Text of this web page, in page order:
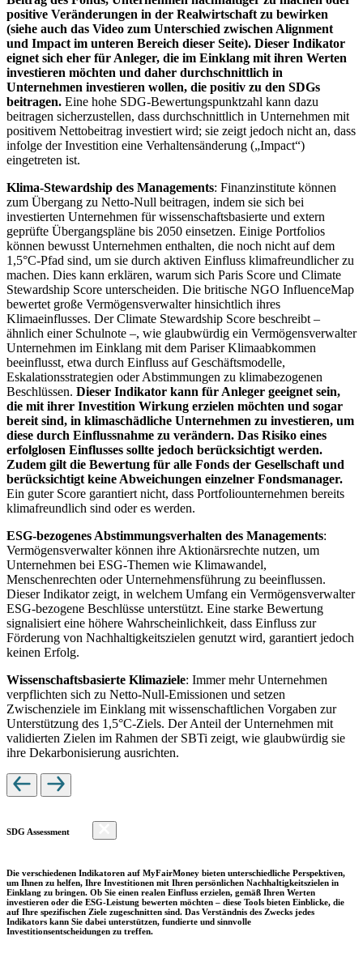
positive Veränderungen in der Realwirtschaft zu bewirken
(siehe auch das Video zum Unterschied zwischen Alignment
und Impact im unteren Bereich dieser Seite). Dieser Indikator
eignet sich eher für Anleger, die im Einklang mit ihren Werten
investieren möchten und daher durchschnittlich in
Unternehmen investieren wollen, die positiv zu den SDGs
beitragen. Eine hohe SDG-Bewertungspunktzahl kann dazu
beitragen sicherzustellen, dass durchschnittlich in Unternehmen mit
positivem Nettobeitrag investiert wird; sie zeigt jedoch nicht an, dass
infolge der Investition eine Verhaltensänderung („Impact“)
eingetreten ist.
Klima-Stewardship des Managements: Finanzinstitute können
zum Übergang zu Netto-Null beitragen, indem sie sich bei
investierten Unternehmen für wissenschaftsbasierte und extern
geprüfte Übergangspläne bis 2050 einsetzen. Einige Portfolios
können bewusst Unternehmen enthalten, die noch nicht auf dem
1,5°C-Pfad sind, um sie durch aktiven Einfluss klimafreundlicher zu
machen. Dies kann erklären, warum sich Paris Score und Climate
Stewardship Score unterscheiden. Die britische NGO InfluenceMap
bewertet große Vermögensverwalter hinsichtlich ihres
Klimaeinflusses. Der Climate Stewardship Score beschreibt –
ähnlich einer Schulnote –, wie glaubwürdig ein Vermögensverwalter
Unternehmen im Einklang mit dem Pariser Klimaabkommen
beeinflusst, etwa durch Einfluss auf Geschäftsmodelle,
Eskalationsstrategien oder Abstimmungen zu klimabezogenen
Beschlüssen. Dieser Indikator kann für Anleger geeignet sein,
die mit ihrer Investition Wirkung erzielen möchten und sogar
bereit sind, in klimaschädliche Unternehmen zu investieren, um
diese durch Einflussnahme zu verändern. Das Risiko eines
erfolglosen Einflusses sollte jedoch berücksichtigt werden.
Zudem gilt die Bewertung für alle Fonds der Gesellschaft und
berücksichtigt keine Abweichungen einzelner Fondsmanager.
Ein guter Score garantiert nicht, dass Portfoliounternehmen bereits
klimafreundlich sind oder es werden.
ESG-bezogenes Abstimmungsverhalten des Managements:
Vermögensverwalter können ihre Aktionärsrechte nutzen, um
Unternehmen bei ESG-Themen wie Klimawandel,
Menschenrechten oder Unternehmensführung zu beeinflussen.
Dieser Indikator zeigt, in welchem Umfang ein Vermögensverwalter
ESG-bezogene Beschlüsse unterstützt. Eine starke Bewertung
signalisiert eine höhere Wahrscheinlichkeit, dass Einfluss zur
Förderung von Nachhaltigkeitszielen genutzt wird, garantiert jedoch
keinen Erfolg.
Wissenschaftsbasierte Klimaziele: Immer mehr Unternehmen
verpflichten sich zu Netto-Null-Emissionen und setzen
Zwischenziele im Einklang mit wissenschaftlichen Vorgaben zur
Unterstützung des 1,5°C-Ziels. Der Anteil der Unternehmen mit
validierten Zielen im Rahmen der SBTi zeigt, wie glaubwürdig sie
ihre Dekarbonisierung ausrichten.
SDG Assessment
Die verschiedenen Indikatoren auf MyFairMoney bieten unterschiedliche Perspektiven,
um Ihnen zu helfen, Ihre Investitionen mit Ihren persönlichen Nachhaltigkeitszielen in
Einklang zu bringen. Ob Sie einen realen Einfluss erzielen, gemäß Ihren Werten
investieren oder die ESG-Leistung bewerten möchten – diese Tools bieten Einblicke, die
auf Ihre spezifischen Ziele zugeschnitten sind. Das Verständnis des Zwecks jedes
Indikators kann Sie dabei unterstützen, fundierte und sinnvolle
Investitionsentscheidungen zu treffen.